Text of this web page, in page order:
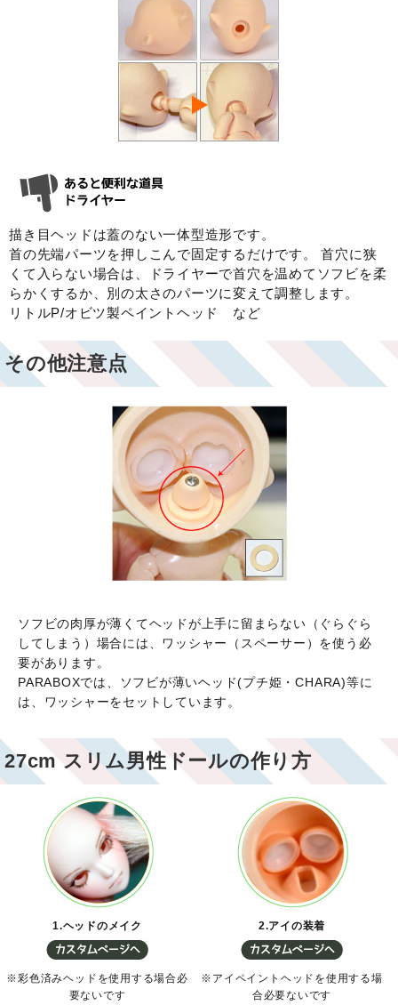
描き目ヘッドは蓋のない一体型造形です。
首の先端パーツを押しこんで固定するだけです。 首穴に狭
くて入らない場合は、ドライヤーで首穴を温めてソフビを柔
らかくするか、別の太さのパーツに変えて調整します。
リトルP/オビツ製ペイントヘッド など
その他注意点
ソフビの肉厚が薄くてヘッドが上手に留まらない（ぐらぐら
してしまう）場合には、ワッシャー（スペーサー）を使う必
要があります。
PARABOXでは、ソフビが薄いヘッド(プチ姫・CHARA)等に
は、ワッシャーをセットしています。
27cm スリム男性ドールの作り方
1.ヘッドのメイク
※彩色済みヘッドを使用する場合必
要ないです
2.アイの装着
※アイペイントヘッドを使用する場
合必要ないです